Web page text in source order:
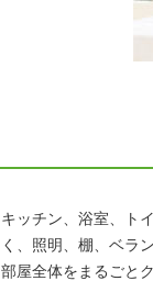
キッチン、浴室、ト
く、照明、棚、ベラ
部屋全体をまるごと